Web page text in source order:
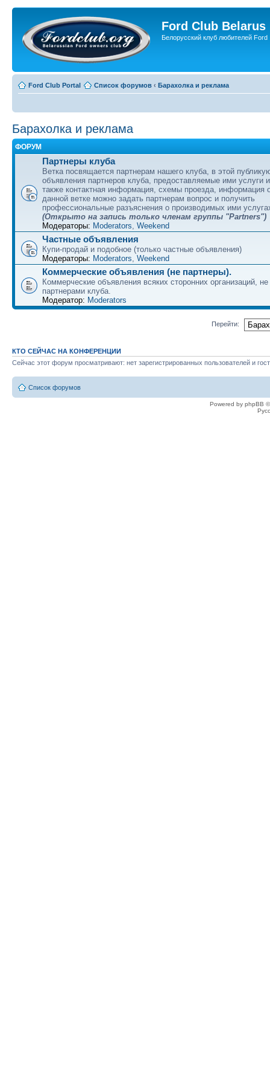
Ford Club Belarus
Белорусский клуб любителей Ford
Ford Club Portal Список форумов ‹ Барахолка и реклама
Барахолка и реклама
ФОРУМ
Партнеры клуба
Ветка посвящается партнерам нашего клуба, в этой
объявления партнеров клуба, предоставляемые ими услуги
также контактная информация, схемы проезда, информация
данной ветке можно задать партнерам вопрос и получить
профессиональные разъяснения о производимых ими
(Открыто на запись только членам группы "Partners")
Модераторы: Moderators, Weekend
Частные объявления
Купи-продай и подобное (только частные объявления)
Модераторы: Moderators, Weekend
Коммерческие объявления (не партнеры).
Коммерческие объявления всяких сторонних организаций,
партнерами клуба.
Модератор: Moderators
Перейти:
КТО СЕЙЧАС НА КОНФЕРЕНЦИИ
Сейчас этот форум просматривают: нет зарегистрированных пользователей и
Список форумов
Powered by phpBB